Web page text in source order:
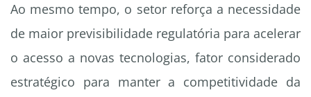
Ao mesmo tempo, o setor reforça a necessidade
de maior previsibilidade regulatória para acelerar
o acesso a novas tecnologias, fator considerado
estratégico para manter a competitividade da